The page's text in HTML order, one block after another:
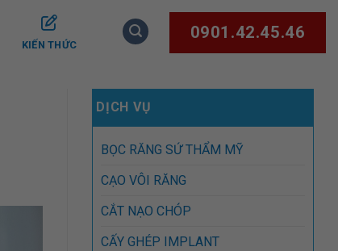
KIẾN THỨC
0901.42.45.46
DỊCH VỤ
BỌC RĂNG SỨ THẨM MỸ
CẠO VÔI RĂNG
CẮT NẠO CHÓP
CẤY GHÉP IMPLANT